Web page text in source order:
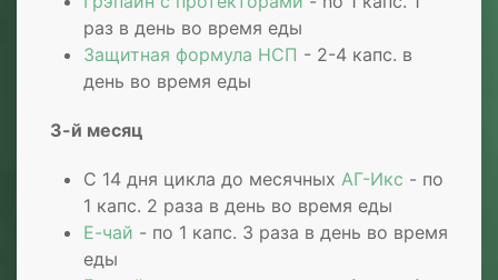
раз в день во время еды
Защитная формула НСП - 2-4 капc. в
день во время еды
3-й месяц
С 14 дня цикла до месячных АГ-Икс - по
1 капc. 2 раза в день во время еды
Е-чай - по 1 капc. 3 раза в день во время
еды